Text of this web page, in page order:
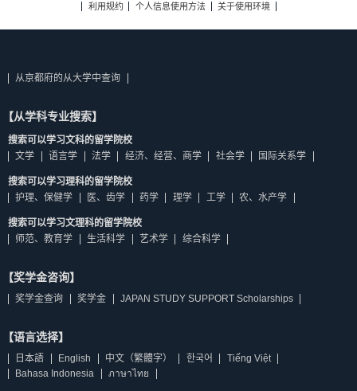
利用规约
个人信息使用方法 关于使用环境
从京都府的从大学中查询
【从学科专业搜索】
搜索可以学习文科的留学院校
文学
语言学 法学 经济、经营、商学 社会学 国际关系学
搜索可以学习理科的留学院校
护理、保健学
医、齿学 药学 理学 工学 农、水产学
搜索可以学习文理科的留学院校
师范、教育学
生活科学 艺术学 综合科学
【奖学金咨询】
奖学金查询 奖学金 JAPAN STUDY SUPPORT Scholarships
【语言选择】
日本語 English 中文（繁體字） 한국어
Tiếng Việt
Bahasa Indonesia
ภาษาไทย